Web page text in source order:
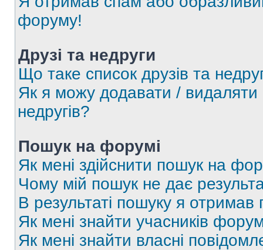
форуму!
Друзі та недруги
Що таке список друзів та
Як я можу додавати / видаляти
недругів?
Пошук на форумі
Як мені здійснити пошук на
Чому мій пошук не дає
В результаті пошуку я отримав
Як мені знайти учасників
Як мені знайти власні